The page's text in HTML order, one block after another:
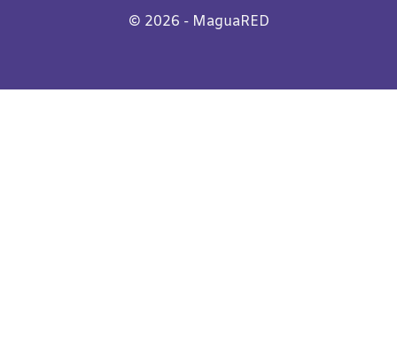
©️ 2026 - MaguaRED